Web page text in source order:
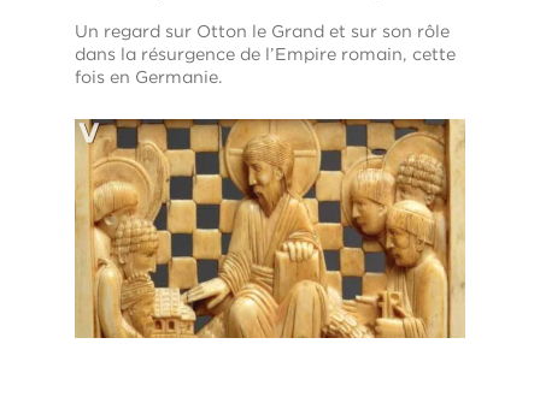
Un regard sur Otton le Grand et sur son rôle
dans la résurgence de l’Empire romain, cette
fois en Germanie.